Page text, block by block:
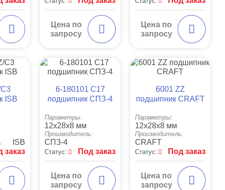
Цена по
запросу
Цена по
запросу
ISB
ISB
заказ
6-180101 C17
подшипник СПЗ-4
Параметры:
12x28x8 мм
Производитель:
СПЗ-4
Статус: Под заказ
Цена по
запросу
6001 ZZ
подшипник CRAFT
Параметры:
12x28x8 мм
Производитель:
CRAFT
Статус: Под заказ
Цена по
запросу